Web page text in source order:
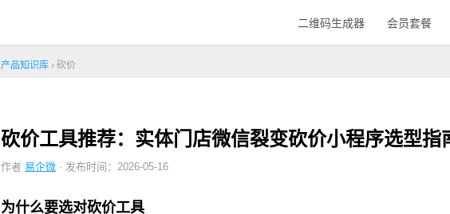
二维码生成器 会员套餐
产品知识库 › 砍价
砍价工具推荐：实体门店微信裂变砍价小程序选型指
作者 易企微 · 发布时间：2026-05-16
为什么要选对砍价工具